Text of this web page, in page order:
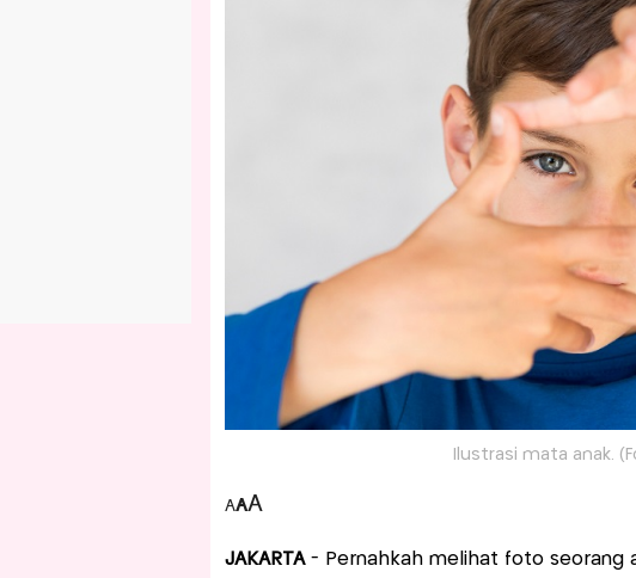
Ilustrasi mata anak.
AAA
JAKARTA- Pernahkah melihat foto seorang